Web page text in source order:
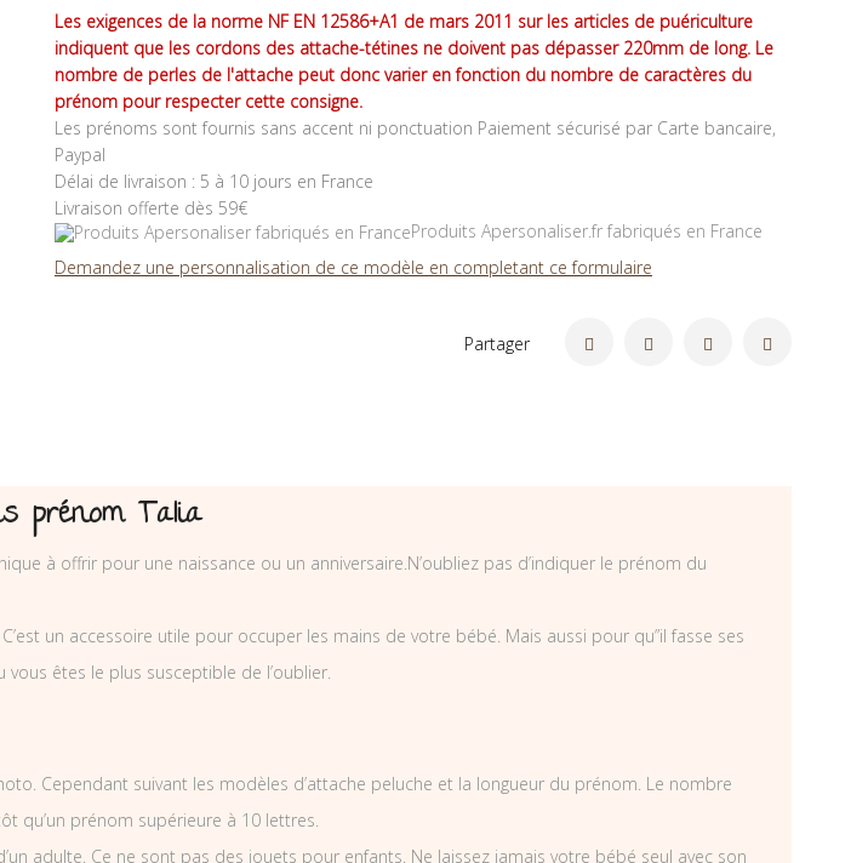
Les exigences de la norme NF EN 12586+A1 de mars 2011 sur les articles de puériculture
indiquent que les cordons des attache-tétines ne doivent pas dépasser 220mm de long. Le
nombre de perles de l'attache peut donc varier en fonction du nombre de caractères du
prénom pour respecter cette consigne.
Les prénoms sont fournis sans accent ni ponctuation Paiement sécurisé par Carte bancaire,
Paypal
Délai de livraison : 5 à 10 jours en France
Livraison offerte dès 59€
Produits Apersonaliser.fr fabriqués en France
Demandez une personnalisation de ce modèle en completant ce formulaire
Partager
prénom Talia
à offrir pour une naissance ou un anniversaire.N’oubliez pas d’indiquer le prénom du
un accessoire utile pour occuper les mains de votre bébé. Mais aussi pour qu”il fasse ses
êtes le plus susceptible de l’oublier.
Cependant suivant les modèles d’attache peluche et la longueur du prénom. Le nombre
qu’un prénom supérieure à 10 lettres.
adulte. Ce ne sont pas des jouets pour enfants. Ne laissez jamais votre bébé seul avec son